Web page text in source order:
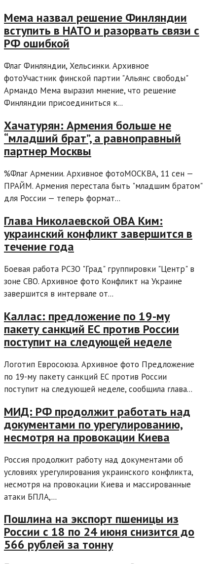
Мема назвал решение Финляндии
вступить в НАТО и разорвать связи с
РФ ошибкой
Флаг Финляндии, Хельсинки. Архивное
фотоУчастник финской партии "Альянс свободы"
Армандо Мема выразил мнение, что решение
Финляндии присоединиться к...
Хачатурян: Армения больше не
“младший брат”, а равноправный
партнер Москвы
%Флаг Армении. Архивное фотоМОСКВА, 11 сен —
ПРАЙМ. Армения перестала быть "младшим братом"
для России — теперь формат...
Глава Николаевской ОВА Ким:
украинский конфликт завершится в
течение года
Боевая работа РСЗО "Град" группировки "Центр" в
зоне СВО. Архивное фото Конфликт на Украине
завершится в интервале от...
Каллас: предложение по 19-му
пакету санкций ЕС против России
поступит на следующей неделе
Логотип Евросоюза. Архивное фото Предложение
по 19-му пакету санкций ЕС против России
поступит на следующей неделе, сообщила глава...
МИД: РФ продолжит работать над
документами по урегулированию,
несмотря на провокации Киева
Россия продолжит работу над документами об
условиях урегулирования украинского конфликта,
несмотря на провокации Киева и массированные
атаки БПЛА,...
Пошлина на экспорт пшеницы из
России с 18 по 24 июня снизится до
566 рублей за тонну